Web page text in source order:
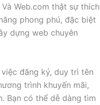
Web.com thật sự thích
phong phú, đặc biệt
dựng web chuyên
đăng ký, duy trì tên
trình khuyến mãi,
Bạn có thể dễ dàng tìm